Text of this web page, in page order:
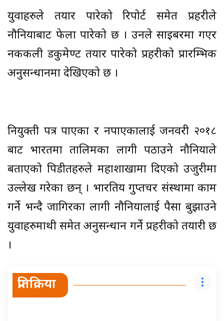
युवाहरुले तयार पारेको रिपोर्ट समेत प्रहरीले
नौनियाबाट फेला पारेको छ । उनले साइबरमा गएर
नककली डकुमेण्ट तयार पारेको प्रहरीको प्रारम्भिक
अनुसन्धानमा देखिएको छ ।
नियुक्ती पत्र पाएका र नपाएकालाई जनवरी २०१८
बाट भारतमा तालिमका लागी पठाउने नौनियाले
बताएको पिडीतहरुले महाशाखामा दिएको उजुरीमा
उल्लेख गरेका छन् । भारतिय गुप्तचर संस्थामा काम
गर्ने भन्दै जागिरका लागी नौनियालाई पैसा बुझाउने
युवाहरुमाथी समेत अनुसन्धान गर्ने प्रहरीको तयारी छ
।
प्रतिक्रिया